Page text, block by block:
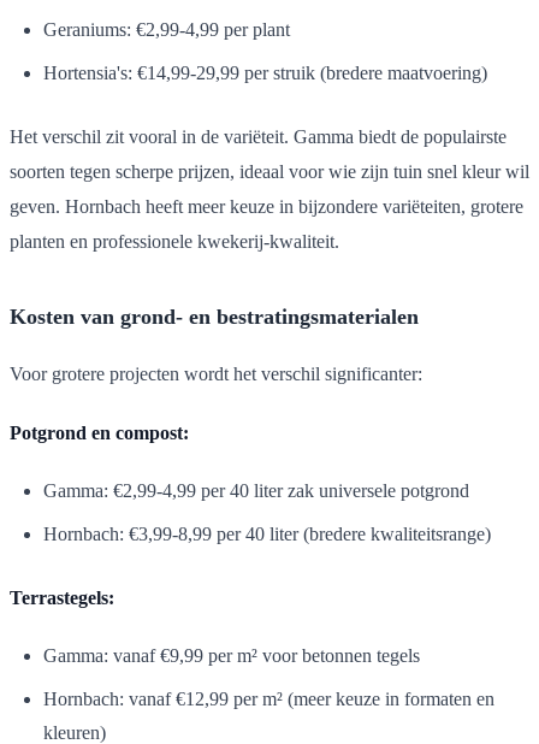
Geraniums: €2,99-4,99 per plant
Hortensia's: €14,99-29,99 per struik (bredere maatvoering)
Het verschil zit vooral in de variëteit. Gamma biedt de populairste
soorten tegen scherpe prijzen, ideaal voor wie zijn tuin snel kleur wil
geven. Hornbach heeft meer keuze in bijzondere variëteiten, grotere
planten en professionele kwekerij-kwaliteit.
Kosten van grond- en bestratingsmaterialen
Voor grotere projecten wordt het verschil significanter:
Potgrond en compost:
Gamma: €2,99-4,99 per 40 liter zak universele potgrond
Hornbach: €3,99-8,99 per 40 liter (bredere kwaliteitsrange)
Terrastegels:
Gamma: vanaf €9,99 per m² voor betonnen tegels
Hornbach: vanaf €12,99 per m² (meer keuze in formaten en
kleuren)